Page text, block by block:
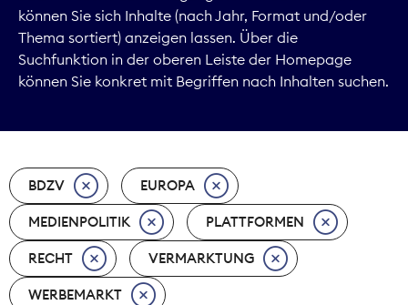
Digitales
Kommunikation
Marktdaten
Nachhaltigkeit
Nachwuchs
Nova Award
können Sie sich Inhalte (nach Jahr, Format und/oder
Thema sortiert) anzeigen lassen. Über die
Suchfunktion in der oberen Leiste der Homepage
können Sie konkret mit Begriffen nach Inhalten suchen.
BDZV EUROPA
MEDIENPOLITIK PLATTFORMEN
RECHT VERMARKTUNG
WERBEMARKT